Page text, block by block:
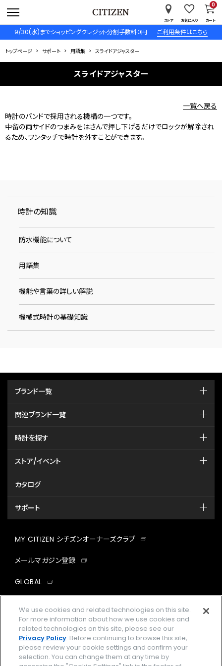
9/30(水)までショッピングクレジット分割手数料０円 ご利用条件はこちら
ストア お気に入り カート
0
トップページ サポート 用語集 スライドアジャスター
スライドアジャスター
一覧へ戻る
時計のバンドで採用される機構の一つです。
中留の両サイドのつまみをはさんで押し下げるだけでロックが解除され
るため、ワンタッチで時計を外すことができます。
時計の知識
防水機能について
用語集
機能や言葉の詳しい解説
機械式時計の基礎知識
ブランド一覧
関連ブランド一覧
時計を探す
ストア/イベント
カタログ
サポート
MY CITIZEN シチズンオーナーズクラブ
メールマガジン登録
GLOBAL
facebookinstagramtwitter
企業情報 ご利用規約
We use cookies and related technologies on this site.
For more information about how we use cookies and
related technologies on this site, please see our
Privacy Policy. Before continuing to browse this site,
please review your cookie settings and confirm your
selection. You can change them at any time by